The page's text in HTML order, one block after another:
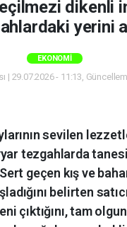
dikenli
yerini
EKONOMI
| 29.07.2026 - 11:13,
sevilen
tezgahlarda
geçen kış ve
belirten
çıktığını, tam